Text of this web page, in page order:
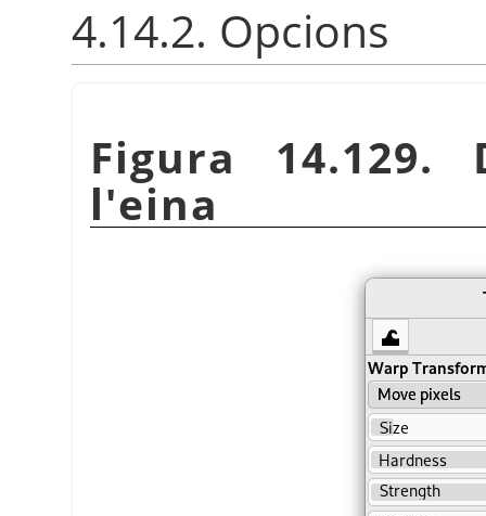
4.14.2. Opcions
Figura 14.129.
l'eina